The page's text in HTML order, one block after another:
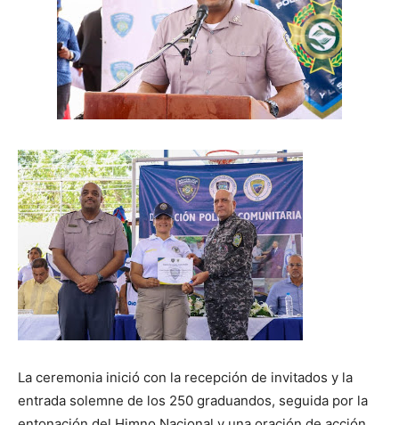
La ceremonia inició con la recepción de invitados y la
entrada solemne de los 250 graduandos, seguida por la